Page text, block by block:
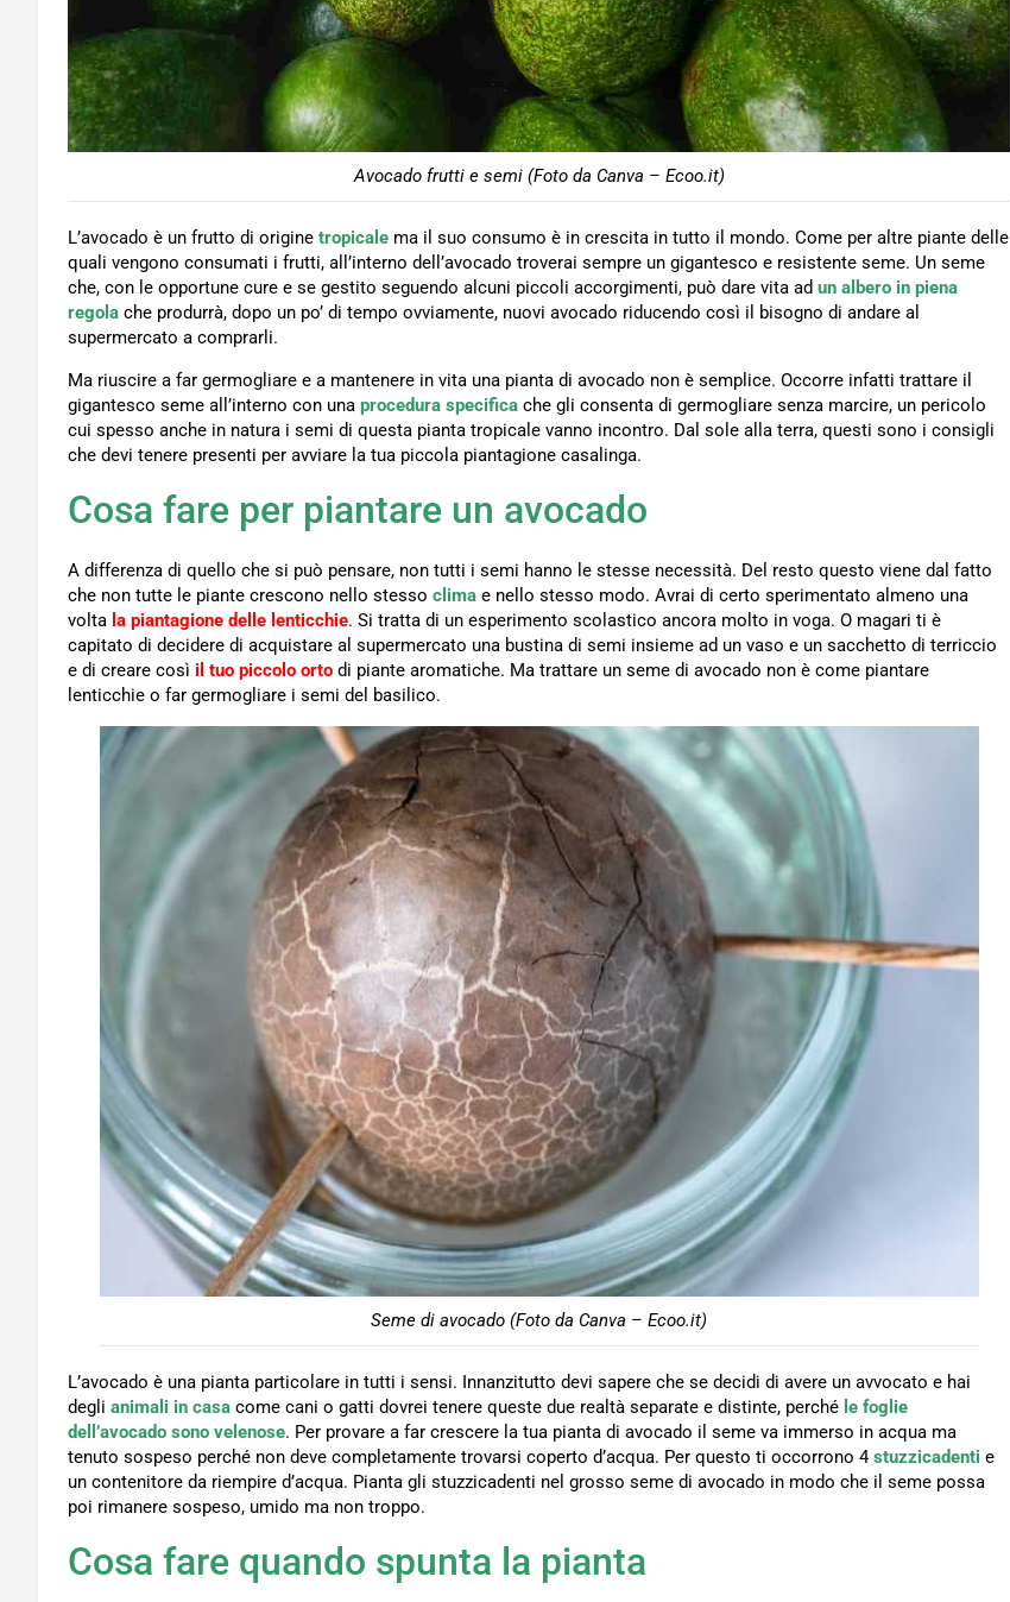
Avocado frutti e semi (Foto da Canva – Ecoo.it)
L’avocado è un frutto di origine tropicale ma il suo consumo è in crescita in tutto il mondo. Come per altre piante delle
quali vengono consumati i frutti, all’interno dell’avocado troverai sempre un gigantesco e resistente seme. Un seme
che, con le opportune cure e se gestito seguendo alcuni piccoli accorgimenti, può dare vita ad un albero in piena
regola che produrrà, dopo un po’ di tempo ovviamente, nuovi avocado riducendo così il bisogno di andare al
supermercato a comprarli.
Ma riuscire a far germogliare e a mantenere in vita una pianta di avocado non è semplice. Occorre infatti trattare il
gigantesco seme all’interno con una procedura specifica che gli consenta di germogliare senza marcire, un pericolo
cui spesso anche in natura i semi di questa pianta tropicale vanno incontro. Dal sole alla terra, questi sono i consigli
che devi tenere presenti per avviare la tua piccola piantagione casalinga.
Cosa fare per piantare un avocado
A differenza di quello che si può pensare, non tutti i semi hanno le stesse necessità. Del resto questo viene dal fatto
che non tutte le piante crescono nello stesso clima e nello stesso modo. Avrai di certo sperimentato almeno una
volta la piantagione delle lenticchie. Si tratta di un esperimento scolastico ancora molto in voga. O magari ti è
capitato di decidere di acquistare al supermercato una bustina di semi insieme ad un vaso e un sacchetto di terriccio
e di creare così il tuo piccolo orto di piante aromatiche. Ma trattare un seme di avocado non è come piantare
lenticchie o far germogliare i semi del basilico.
Seme di avocado (Foto da Canva – Ecoo.it)
L’avocado è una pianta particolare in tutti i sensi. Innanzitutto devi sapere che se decidi di avere un avvocato e hai
degli animali in casa come cani o gatti dovrei tenere queste due realtà separate e distinte, perché le foglie
dell’avocado sono velenose. Per provare a far crescere la tua pianta di avocado il seme va immerso in acqua ma
tenuto sospeso perché non deve completamente trovarsi coperto d’acqua. Per questo ti occorrono 4stuzzicadenti e
un contenitore da riempire d’acqua. Pianta gli stuzzicadenti nel grosso seme di avocado in modo che il seme possa
poi rimanere sospeso, umido ma non troppo.
Cosa fare quando spunta la pianta